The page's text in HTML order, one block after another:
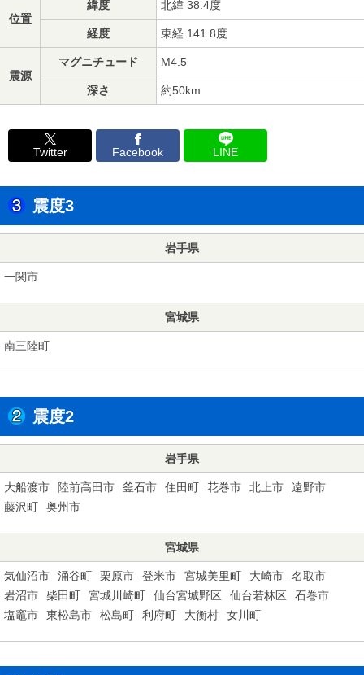
位置
緯度 北緯 38.4度
経度 東経 141.8度
震源
マグニチュード M4.5
深さ 約50km
Twitter Facebook LINE
震度3
岩手県
一関市
宮城県
南三陸町
震度2
岩手県
大船渡市 陸前高田市 釜石市 住田町 花巻市 北上市
遠野市
藤沢町
奥州市
宮城県
気仙沼市 涌谷町 栗原市 登米市 宮城美里町 大崎市
名取市
岩沼市
柴田町 宮城川崎町 仙台宮城野区 仙台若林区
石巻市
塩竈市
東松島市 松島町 利府町 大衡村 女川町